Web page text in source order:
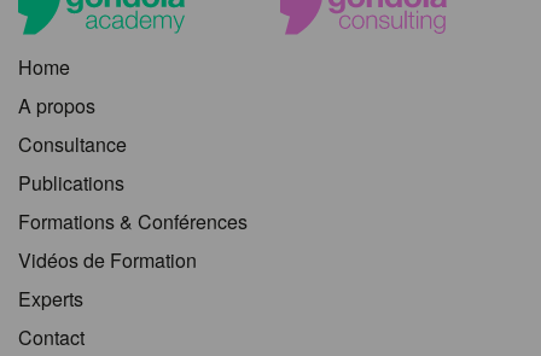
Home
A propos
Consultance
Publications
Formations & Conférences
Vidéos de Formation
Experts
Contact